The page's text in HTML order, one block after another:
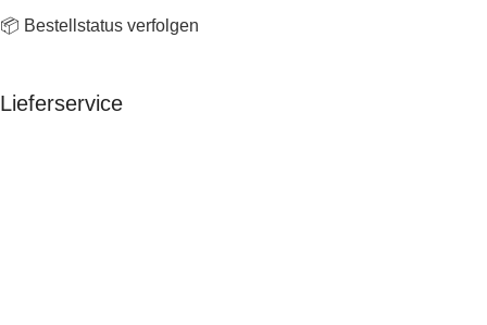
📦 Bestellstatus verfolgen
Lieferservice